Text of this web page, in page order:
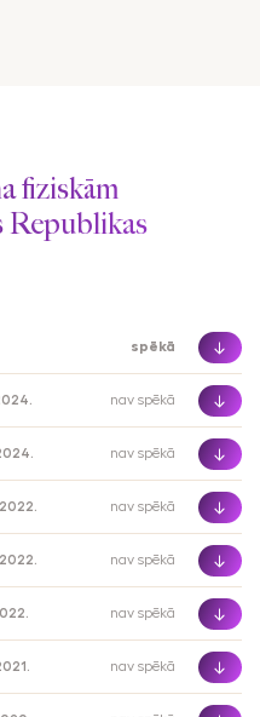
Cenrādis
kalkulators
Klientu politikas
dokumenti
Noteikumi
Korespondējošo
banku saraksts
Maksājumu un
pakalpojumu
drošība
RIB Open Banking
Piekļūstamība
fiziskām
Republikas
spēkā
nav spēkā
nav spēkā
nav spēkā
nav spēkā
nav spēkā
nav spēkā